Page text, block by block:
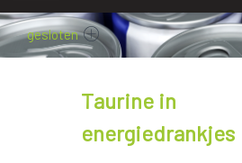
gesloten
Taurine in
energiedrankjes